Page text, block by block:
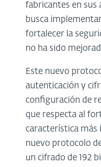
fabricantes en sus
busca
fortalecer la
no ha sido
Este nuevo
autenticación y
configuración de
que respecta al
característica más
nuevo protocolo
un cifrado de 192